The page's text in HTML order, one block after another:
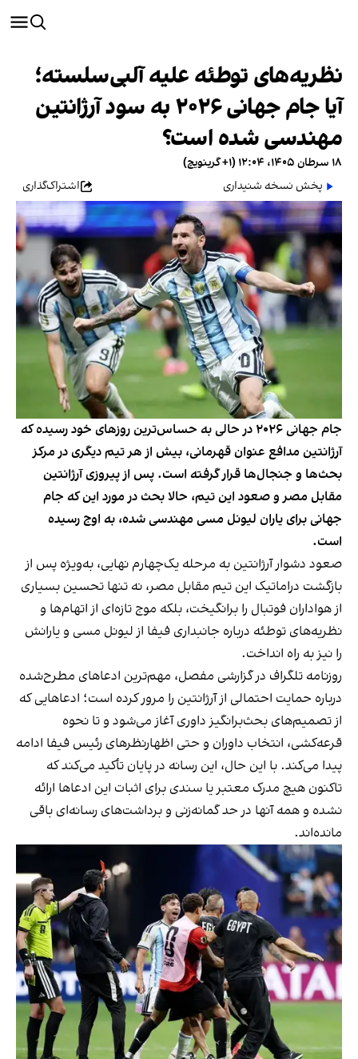
نظریه‌های توطئه علیه آلبی‌سلسته؛
آیا جام جهانی ۲۰۲۶ به سود آرژانتین
مهندسی شده است؟
۱۸ سرطان ۱۴۰۵، ۱۲:۰۴ (‎+۱ گرینویچ)
پخش نسخه شنیداری
اشتراک‌گذاری
جام جهانی ۲۰۲۶ در حالی به حساس‌ترین روزهای خود رسیده که
آرژانتین مدافع عنوان قهرمانی، بیش از هر تیم دیگری در مرکز
بحث‌ها و جنجال‌ها قرار گرفته است. پس از پیروزی آرژانتین
مقابل مصر و صعود این تیم، حالا بحث در مورد این که جام
جهانی برای یاران لیونل مسی مهندسی شده، به اوج رسیده
است.
صعود دشوار آرژانتین به مرحله یک‌چهارم نهایی، به‌ویژه پس از
بازگشت دراماتیک این تیم مقابل مصر، نه تنها تحسین بسیاری
از هواداران فوتبال را برانگیخت، بلکه موج تازه‌ای از اتهام‌ها و
نظریه‌های توطئه درباره جانبداری فیفا از لیونل مسی و یارانش
را نیز به راه انداخت.
روزنامه تلگراف در گزارشی مفصل، مهم‌ترین ادعاهای مطرح‌شده
درباره حمایت احتمالی از آرژانتین را مرور کرده است؛ ادعاهایی که
از تصمیم‌های بحث‌برانگیز داوری آغاز می‌شود و تا نحوه
قرعه‌کشی، انتخاب داوران و حتی اظهارنظرهای رئیس فیفا ادامه
پیدا می‌کند. با این حال، این رسانه در پایان تأکید می‌کند که
تاکنون هیچ مدرک معتبر یا سندی برای اثبات این ادعاها ارائه
نشده و همه آنها در حد گمانه‌زنی و برداشت‌های رسانه‌ای باقی
مانده‌اند.